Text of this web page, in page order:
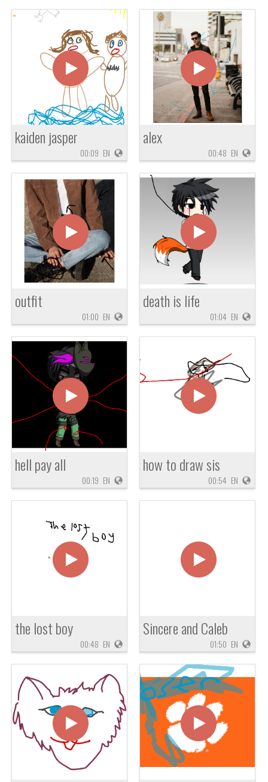
kaiden jasper
00:09 EN
alex
00:48 EN
outfit
01:00 EN
death is life
01:04 EN
hell pay all
00:19 EN
how to draw sis
00:54 EN
the lost boy
00:48 EN
Sincere and Caleb
01:50 EN